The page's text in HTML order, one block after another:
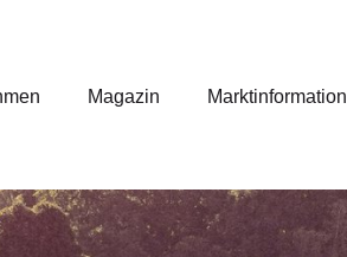
Magazin Marktinformation